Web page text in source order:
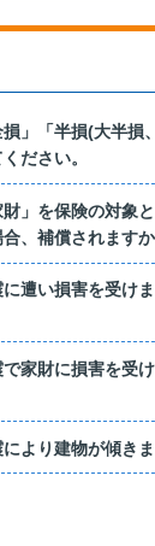
損」「半損(大半
ださい。
財」を保険の対象
、補償されますか
に遭い損害を受け
で家財に損害を受
により建物が傾き